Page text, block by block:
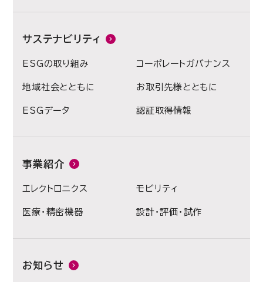
サステナビリティ
ESGの取り組み コーポレートガバナンス
地域社会とともに お取引先様とともに
ESGデータ 認証取得情報
事業紹介
エレクトロニクス モビリティ
医療・精密機器 設計・評価・試作
お知らせ